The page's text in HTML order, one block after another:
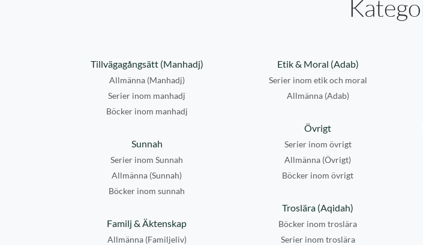
Tillvägagångsätt (Manhadj)
Allmänna (Manhadj)
Serier inom manhadj
Böcker inom manhadj
Etik & Moral (Adab)
Serier inom etik och moral
Allmänna (Adab)
Övrigt
Serier inom övrigt
Allmänna (Övrigt)
Böcker inom övrigt
Sunnah
Serier inom Sunnah
Allmänna (Sunnah)
Böcker inom sunnah
Troslära (Aqidah)
Böcker inom troslära
Serier inom troslära
Familj & Äktenskap
Allmänna (Familjeliv)